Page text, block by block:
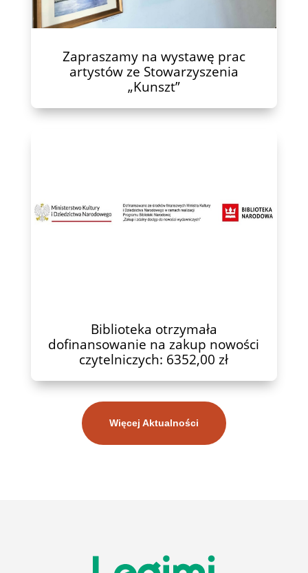
Zapraszamy na wystawę prac
artystów ze Stowarzyszenia
„Kunszt”
Biblioteka otrzymała
dofinansowanie na zakup nowości
czytelniczych: 6352,00 zł
Więcej Aktualności